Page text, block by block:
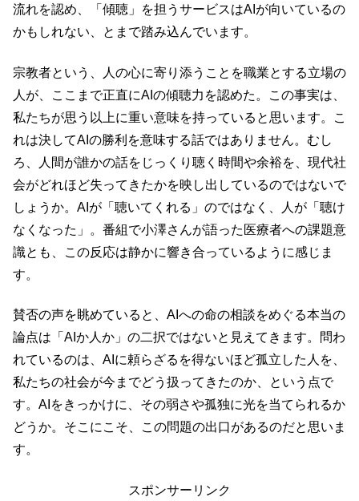
流れを認め、「傾聴」を担うサービスはAIが向いているの
かもしれない、とまで踏み込んでいます。
宗教者という、人の心に寄り添うことを職業とする立場の
人が、ここまで正直にAIの傾聴力を認めた。この事実は、
私たちが思う以上に重い意味を持っていると思います。こ
れは決してAIの勝利を意味する話ではありません。むし
ろ、人間が誰かの話をじっくり聴く時間や余裕を、現代社
会がどれほど失ってきたかを映し出しているのではないで
しょうか。AIが「聴いてくれる」のではなく、人が「聴け
なくなった」。番組で小澤さんが語った医療者への課題意
識とも、この反応は静かに響き合っているように感じま
す。
賛否の声を眺めていると、AIへの命の相談をめぐる本当の
論点は「AIか人か」の二択ではないと見えてきます。問わ
れているのは、AIに頼らざるを得ないほど孤立した人を、
私たちの社会が今までどう扱ってきたのか、という点で
す。AIをきっかけに、その弱さや孤独に光を当てられるか
どうか。そこにこそ、この問題の出口があるのだと思いま
す。
スポンサーリンク